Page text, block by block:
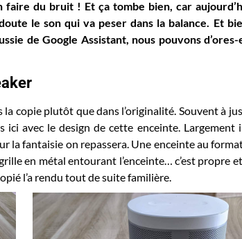
du bruit ! Et ça tombe bien, car
le son qui va peser dans la balance. Et
de Google Assistant, nous pouvons
la copie plutôt que dans l’originalité. Souvent à
ici avec le design de cette enceinte. Largement
la fantaisie on repassera. Une enceinte au
en métal entourant l’enceinte… c’est propre
l’a rendu tout de suite familière.